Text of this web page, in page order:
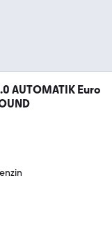
AUTOMATIK Euro